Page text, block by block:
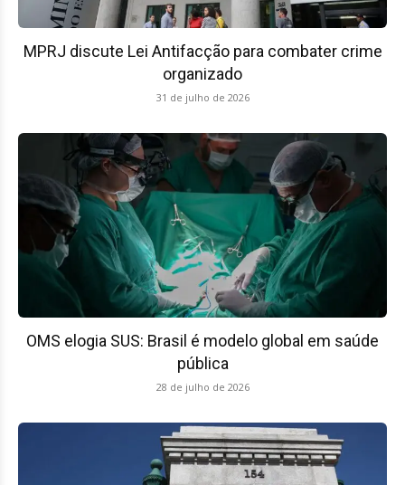
MPRJ discute Lei Antifacção para combater crime
organizado
31 de julho de 2026
OMS elogia SUS: Brasil é modelo global em saúde
pública
28 de julho de 2026